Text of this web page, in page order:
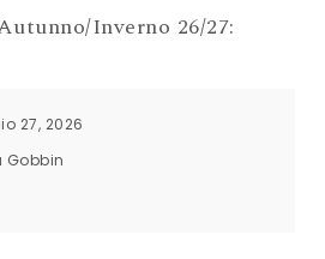
Inverno 26/27:
27, 2026
Gobbin